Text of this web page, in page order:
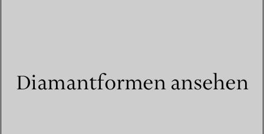
Diamantformen ansehen